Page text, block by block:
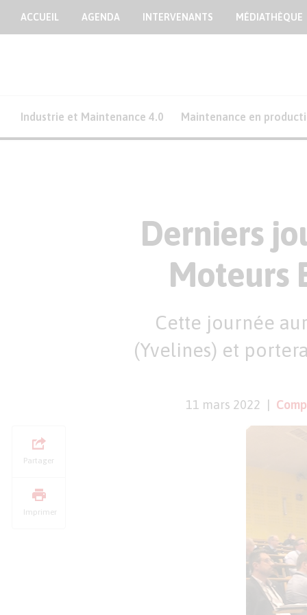
ACCUEIL AGENDA INTERVENANTS MÉDIATHÈQUE
Industrie et Maintenance 4.0 Maintenance en
Derniers
Moteurs
Cette journée
(Yvelines) et
11 mars 2022
Partager
Imprimer